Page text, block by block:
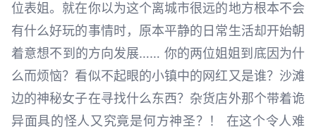
位表姐。就在你以为这个离城市很远的地方根本不会
有什么好玩的事情时，原本平静的日常生活却开始朝
着意想不到的方向发展…… 你的两位姐姐到底因为什
么而烦恼？看似不起眼的小镇中的网红又是谁？沙滩
边的神秘女子在寻找什么东西？杂货店外那个带着诡
异面具的怪人又究竟是何方神圣？！ 在这个令人难